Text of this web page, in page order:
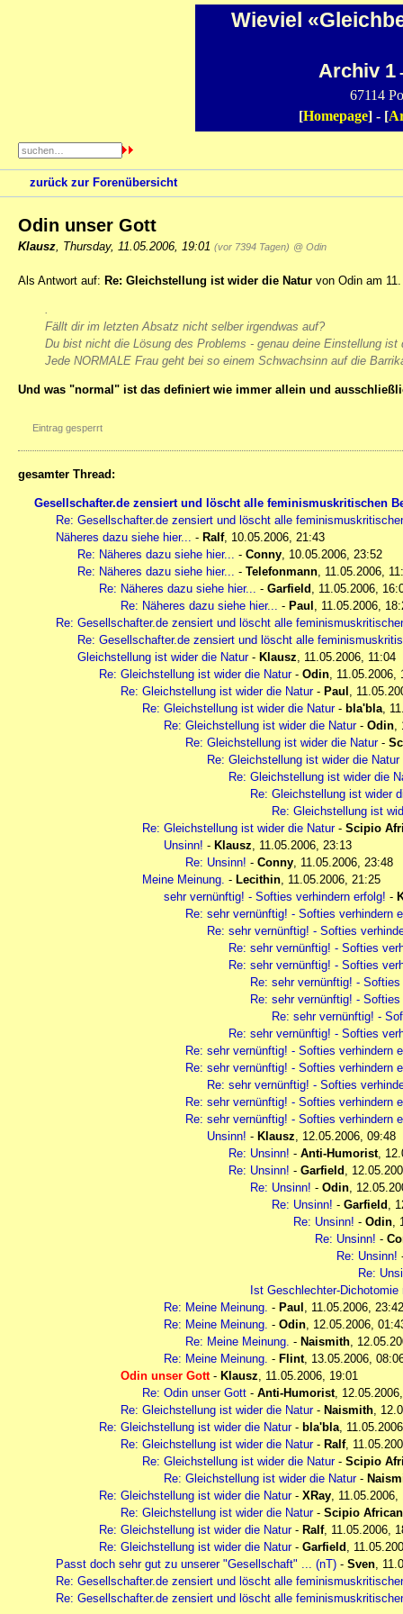
Wieviel
Archiv 1
67114
[Homepage] - [
zurück zur Forenübersicht
Odin unser Gott
Klausz Thursday, 11.05.2006, 19:01 (vor 7394 Tagen) @ Odin
Als Antwort auf: Re: Gleichstellung ist wider die Natur von Odin am
Fällt dir im letzten Absatz nicht selber irgendwas auf?
Du bist nicht die Lösung des Problems - genau deine Einstellung ist
Jede NORMALE Frau geht bei so einem Schwachsinn auf die
Und was "normal" ist das definiert wie immer allein und
Eintrag gesperrt
gesamter Thread:
Gesellschafter.de zensiert und löscht alle feminismuskritischen
Re: Gesellschafter.de zensiert und löscht alle
Näheres dazu siehe hier... - Ralf, 10.05.2006, 21:43
Re: Näheres dazu siehe hier... - Conny, 10.05.2006, 23:52
Re: Näheres dazu siehe hier... - Telefonmann, 11.05.2006,
Re: Näheres dazu siehe hier... - Garfield , 11.05.2006,
Re: Näheres dazu siehe hier... - Paul , 11.05.2006,
Re: Gesellschafter.de zensiert und löscht alle
Re: Gesellschafter.de zensiert und löscht alle
Gleichstellung ist wider die Natur- Klausz, 11.05.2006, 11:04
Re: Gleichstellung ist wider die Natur- Odin, 11.05.2006,
Re: Gleichstellung ist wider die Natur- Paul ,
Re: Gleichstellung ist wider die Natur- bla'bla,
Re: Gleichstellung ist wider die Natur- Odin,
Re: Gleichstellung ist wider die Natur-
Re: Gleichstellung ist wider die Natur
Re: Gleichstellung ist wider die
Re: Gleichstellung ist wider
Re: Gleichstellung ist
Re: Gleichstellung ist wider die Natur- Scipio
Unsinn! - Klausz, 11.05.2006, 23:13
Re: Unsinn! - Conny, 11.05.2006, 23:48
Meine Meinung. - Lecithin, 11.05.2006, 21:25
sehr vernünftig! - Softies verhindern erfolg! -
Re: sehr vernünftig! - Softies verhindern
Re: sehr vernünftig! - Softies
Re: sehr vernünftig! - Softies
Re: sehr vernünftig! - Softies
Re: sehr vernünftig! -
Re: sehr vernünftig! -
Re: sehr vernünftig! -
Re: sehr vernünftig! - Softies
Re: sehr vernünftig! - Softies verhindern
Re: sehr vernünftig! - Softies verhindern
Re: sehr vernünftig! - Softies
Re: sehr vernünftig! - Softies verhindern
Re: sehr vernünftig! - Softies verhindern
Unsinn! - Klausz, 12.05.2006, 09:48
Re: Unsinn! - Anti-Humorist,
Re: Unsinn! - Garfield ,
Re: Unsinn! - Odin,
Re: Unsinn! - Garfield ,
Re: Unsinn! - Odin,
Re: Unsinn! -
Re: Unsinn!
Re:
Ist Geschlechter-
Re: Meine Meinung. - Paul , 11.05.2006, 23:42
Re: Meine Meinung. - Odin, 12.05.2006,
Re: Meine Meinung. - Naismith,
Re: Meine Meinung. - Flint, 13.05.2006,
Odin unser Gott- Klausz, 11.05.2006, 19:01
Re: Odin unser Gott - Anti-Humorist,
Re: Gleichstellung ist wider die Natur- Naismith,
Re: Gleichstellung ist wider die Natur- bla'bla,
Re: Gleichstellung ist wider die Natur- Ralf,
Re: Gleichstellung ist wider die Natur- Scipio
Re: Gleichstellung ist wider die Natur-
Re: Gleichstellung ist wider die Natur- XRay, 11.05.2006,
Re: Gleichstellung ist wider die Natur- Scipio
Re: Gleichstellung ist wider die Natur- Ralf, 11.05.2006,
Re: Gleichstellung ist wider die Natur- Garfield ,
Passt doch sehr gut zu unserer "Gesellschaft" ... (nT) - Sven,
Re: Gesellschafter.de zensiert und löscht alle
Re: Gesellschafter.de zensiert und löscht alle